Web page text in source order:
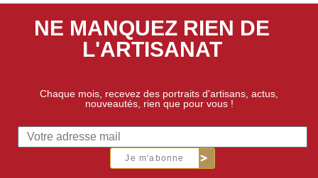
NE MANQUEZ RIEN DE
L'ARTISANAT
Chaque mois, recevez des portraits d'artisans, actus,
nouveautés, rien que pour vous !
Je m'abonne